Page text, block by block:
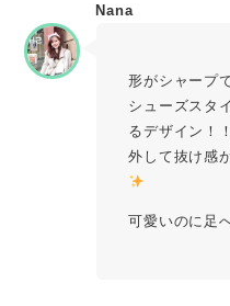
Nana
形がシャープ
シューズスタ
るデザイン！
外して抜け感
可愛いのに足